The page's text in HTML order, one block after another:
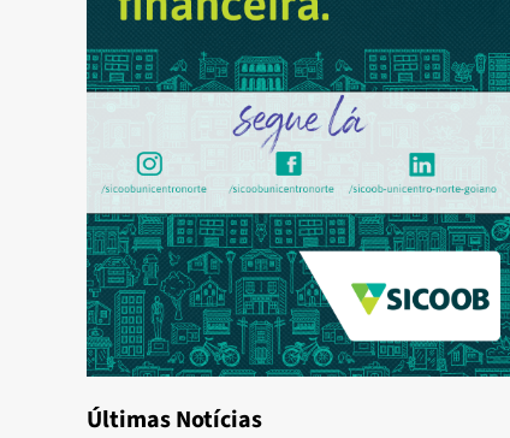
Últimas Notícias